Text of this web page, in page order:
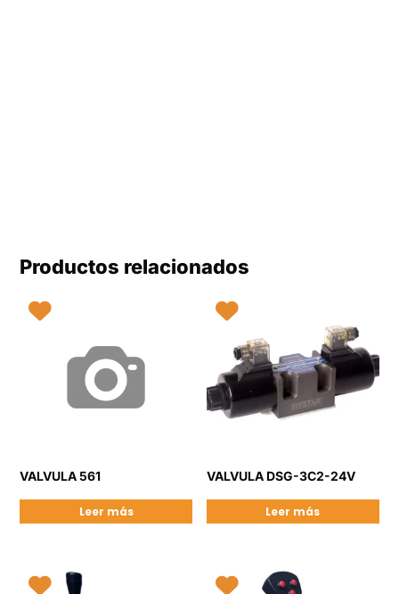
Productos relacionados
VALVULA 561
Leer más
VALVULA DSG-3C2-24V
Leer más